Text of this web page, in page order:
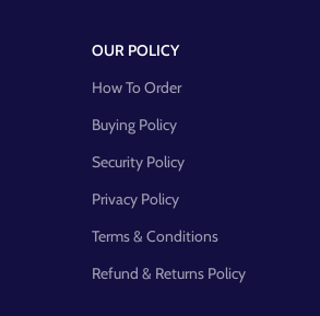
OUR POLICY
How To Order
Buying Policy
Security Policy
Privacy Policy
Terms & Conditions
Refund & Returns Policy